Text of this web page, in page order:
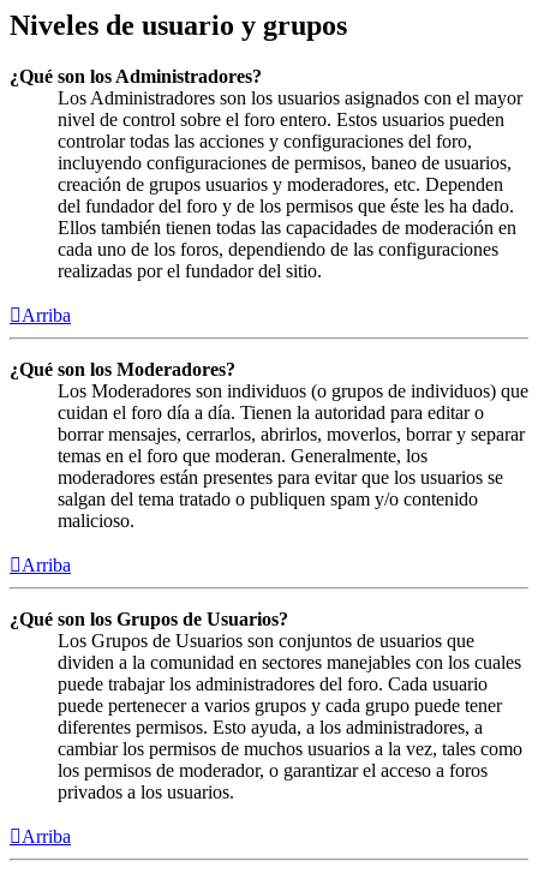
Niveles de usuario y grupos
¿Qué son los Administradores?
Los Administradores son los usuarios asignados con el mayor
nivel de control sobre el foro entero. Estos usuarios pueden
controlar todas las acciones y configuraciones del foro,
incluyendo configuraciones de permisos, baneo de usuarios,
creación de grupos usuarios y moderadores, etc. Dependen
del fundador del foro y de los permisos que éste les ha dado.
Ellos también tienen todas las capacidades de moderación en
cada uno de los foros, dependiendo de las configuraciones
realizadas por el fundador del sitio.
Arriba
¿Qué son los Moderadores?
Los Moderadores son individuos (o grupos de individuos) que
cuidan el foro día a día. Tienen la autoridad para editar o
borrar mensajes, cerrarlos, abrirlos, moverlos, borrar y separar
temas en el foro que moderan. Generalmente, los
moderadores están presentes para evitar que los usuarios se
salgan del tema tratado o publiquen spam y/o contenido
malicioso.
Arriba
¿Qué son los Grupos de Usuarios?
Los Grupos de Usuarios son conjuntos de usuarios que
dividen a la comunidad en sectores manejables con los cuales
puede trabajar los administradores del foro. Cada usuario
puede pertenecer a varios grupos y cada grupo puede tener
diferentes permisos. Esto ayuda, a los administradores, a
cambiar los permisos de muchos usuarios a la vez, tales como
los permisos de moderador, o garantizar el acceso a foros
privados a los usuarios.
Arriba